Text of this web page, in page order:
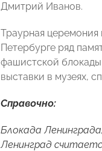
Дмитрий Иванов.
Траурная
Петербурге ряд
фашистской
выставки в музеях,
Справочно:
Блокада
Ленинград